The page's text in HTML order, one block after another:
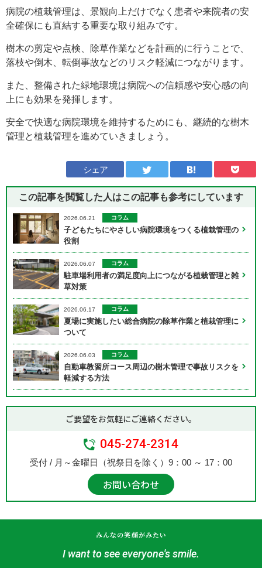
病院の植栽管理は、景観向上だけでなく患者や来院者の安
全確保にも直結する重要な取り組みです。
樹木の剪定や点検、除草作業などを計画的に行うことで、
落枝や倒木、転倒事故などのリスク軽減につながります。
また、整備された緑地環境は病院への信頼感や安心感の向
上にも効果を発揮します。
安全で快適な病院環境を維持するためにも、継続的な樹木
管理と植栽管理を進めていきましょう。
シェア
この記事を閲覧した人はこの記事も参考にしています
2026.06.21 コラム
子どもたちにやさしい病院環境をつくる植栽管理の
役割
2026.06.07 コラム
駐車場利用者の満足度向上につながる植栽管理と雑
草対策
2026.06.17 コラム
夏場に実施したい総合病院の除草作業と植栽管理に
ついて
2026.06.03 コラム
自動車教習所コース周辺の樹木管理で事故リスクを
軽減する方法
ご要望をお気軽にご連絡ください。
045-274-2314
受付 / 月～金曜日（祝祭日を除く）9：00 ～ 17：00
お問い合わせ
みんなの笑顔がみたい
I want to see everyone's smile.